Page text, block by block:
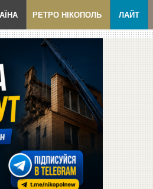
РЕТРО НІКОПОЛЬ ЛАЙТ